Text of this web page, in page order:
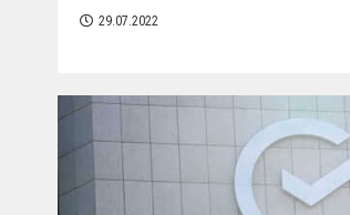
29.07.2022